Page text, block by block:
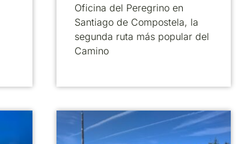
Oficina del Peregrino en
Santiago de Compostela, la
segunda ruta más popular del
Camino